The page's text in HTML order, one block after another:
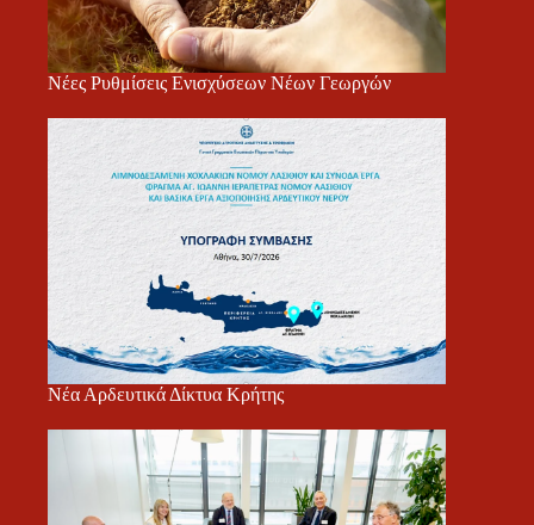
Νέες Ρυθμίσεις Ενισχύσεων Νέων Γεωργών
Νέα Αρδευτικά Δίκτυα Κρήτης